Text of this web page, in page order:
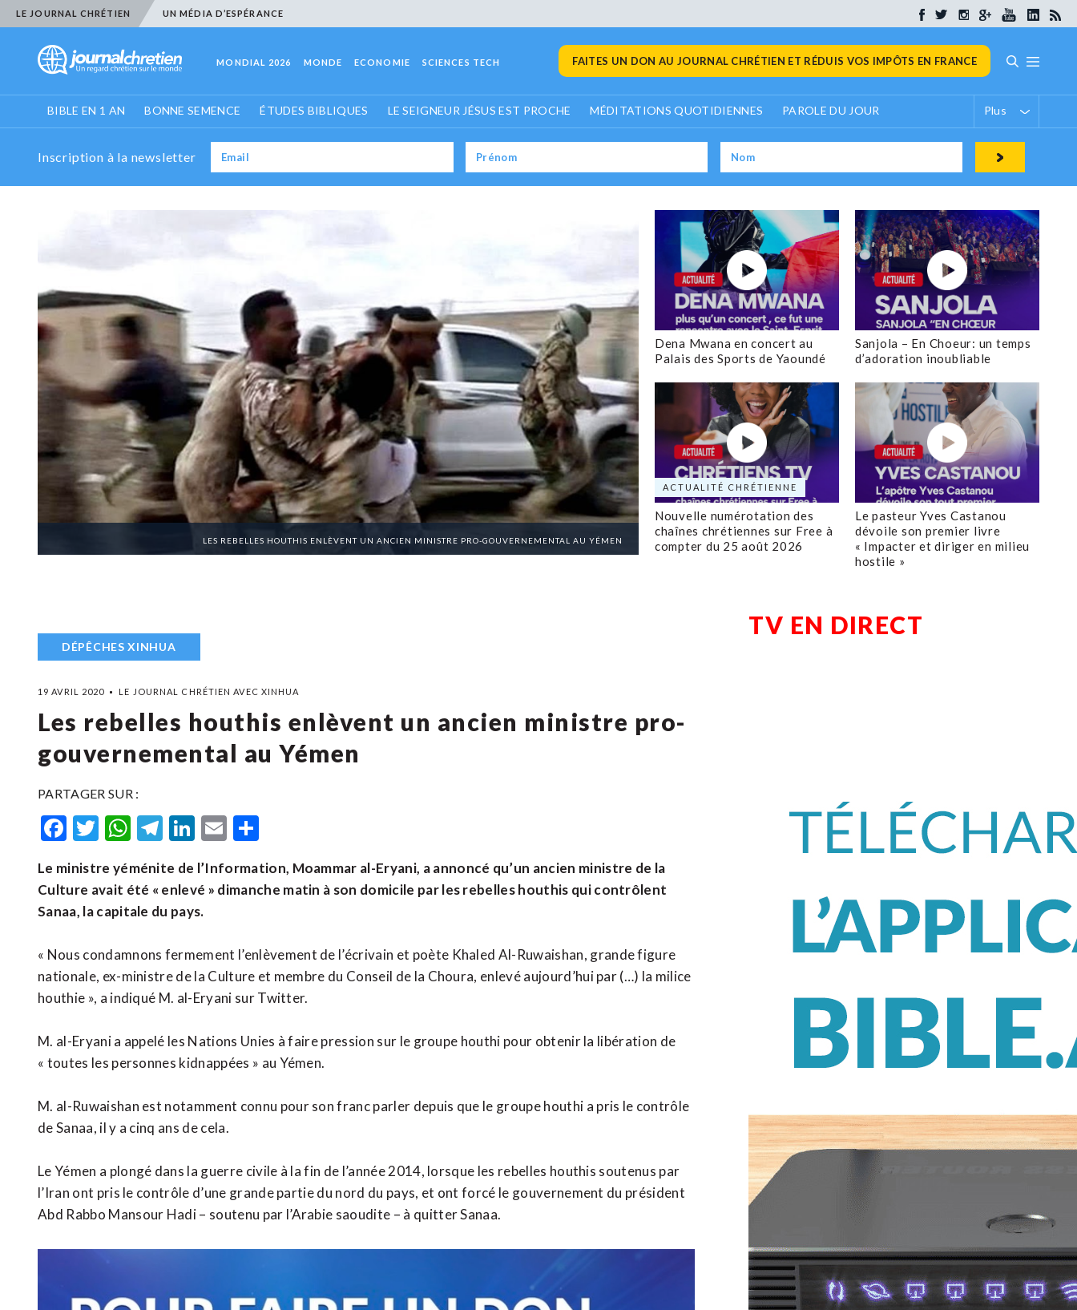
LE JOURNAL CHRÉTIEN UN MÉDIA D’ESPÉRANCE
MONDIAL 2026 MONDE ECONOMIE SCIENCES TECH FAITES UN DON AU JOURNAL CHRÉTIEN ET RÉDUIS VOS IMPÔTS EN FRANCE
BIBLE EN 1 AN BONNE SEMENCE ÉTUDES BIBLIQUES LE SEIGNEUR JÉSUS EST PROCHE MÉDITATIONS QUOTIDIENNES PAROLE DU JOUR Plus
Inscription à la newsletter
LES REBELLES HOUTHIS ENLÈVENT UN ANCIEN MINISTRE PRO-GOUVERNEMENTAL AU YÉMEN
Dena Mwana en concert au
Palais des Sports de Yaoundé
Sanjola – En Choeur: un temps
d’adoration inoubliable
ACTUALITÉ CHRÉTIENNE
Nouvelle numérotation des
chaînes chrétiennes sur Free à
compter du 25 août 2026
Le pasteur Yves Castanou
dévoile son premier livre
« Impacter et diriger en milieu
hostile »
DÉPÊCHES XINHUA
19 AVRIL 2020 LE JOURNAL CHRÉTIEN AVEC XINHUA
Les rebelles houthis enlèvent un ancien ministre pro-
gouvernemental au Yémen
PARTAGER SUR :
Facebook
Twitter
WhatsApp
Telegram
LinkedIn
Email
Le ministre yéménite de l’Information, Moammar al-Eryani, a annoncé qu’un ancien ministre de la
Culture avait été « enlevé » dimanche matin à son domicile par les rebelles houthis qui contrôlent
Sanaa, la capitale du pays.
« Nous condamnons fermement l’enlèvement de l’écrivain et poète Khaled Al-Ruwaishan, grande figure
nationale, ex-ministre de la Culture et membre du Conseil de la Choura, enlevé aujourd’hui par (…) la milice
houthie », a indiqué M. al-Eryani sur Twitter.
M. al-Eryani a appelé les Nations Unies à faire pression sur le groupe houthi pour obtenir la libération de
« toutes les personnes kidnappées » au Yémen.
M. al-Ruwaishan est notamment connu pour son franc parler depuis que le groupe houthi a pris le contrôle
de Sanaa, il y a cinq ans de cela.
Le Yémen a plongé dans la guerre civile à la fin de l’année 2014, lorsque les rebelles houthis soutenus par
l’Iran ont pris le contrôle d’une grande partie du nord du pays, et ont forcé le gouvernement du président
Abd Rabbo Mansour Hadi – soutenu par l’Arabie saoudite – à quitter Sanaa.
TV EN DIRECT